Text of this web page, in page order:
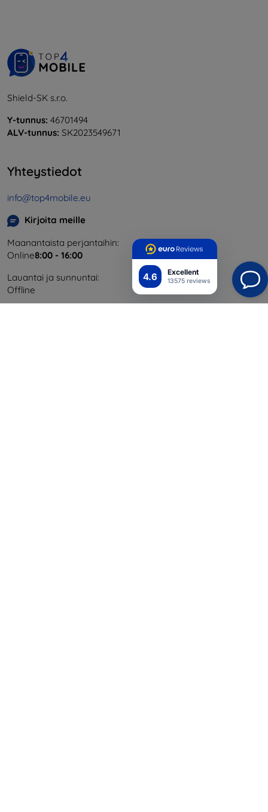
4.6 Excellent
13575 reviews
Shield-SK s.r.o.
Y-tunnus: 46701494
ALV-tunnus: SK2023549671
Yhteystiedot
info@top4mobile.eu
Kirjoita meille
Maanantaista perjantaihin:
Online8:00 - 16:00
Lauantai ja sunnuntai:
Offline